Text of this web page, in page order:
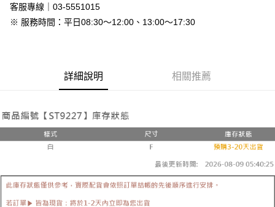
付款後全家取貨
免運費
付款後7-11取貨
每筆NT$90，滿NT$999(含以上)免運費
每筆NT$90，滿NT$999(含以上)免運費
【宇迅國際】限一般住址，不支援智能櫃
客服專線｜03-5551015
※ 服務時間：平日08:30～12:00、13:00～17:30
詳細說明 相關推薦